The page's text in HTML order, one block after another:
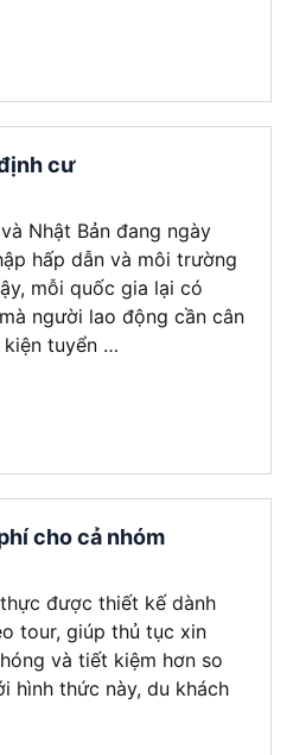
Visa Phần Lan
cư
Nhật Bản đang ngày
hấp dẫn và môi trường
mỗi quốc gia lại có
người lao động cần cân
kiện tuyển …
cho cả nhóm
được thiết kế dành
tour, giúp thủ tục xin
và tiết kiệm hơn so
hình thức này, du khách
12/06/2026
Mình vừa xin visa Nhật 4 người
trong gia đình, công ty hỗ trợ